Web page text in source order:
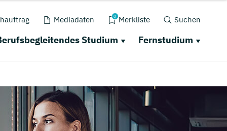
Mediadaten 0 Merkliste Suchen
Studium Fernstudium